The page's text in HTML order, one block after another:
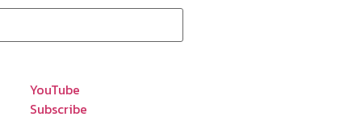
YouTube
Subscribe